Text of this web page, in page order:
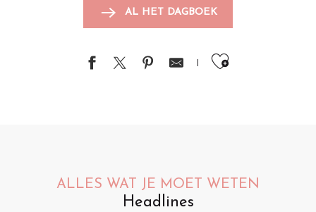
AL HET DAGBOEK
Ajouter
ALLES WAT JE MOET WETEN
Headlines